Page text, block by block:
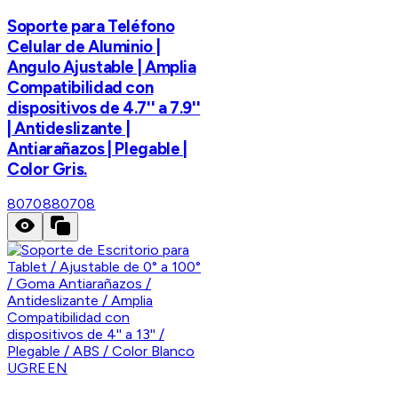
Soporte para Teléfono
Celular de Aluminio |
Angulo Ajustable | Amplia
Compatibilidad con
dispositivos de 4.7'' a 7.9''
| Antideslizante |
Antiarañazos | Plegable |
Color Gris.
8070880708
UGREEN